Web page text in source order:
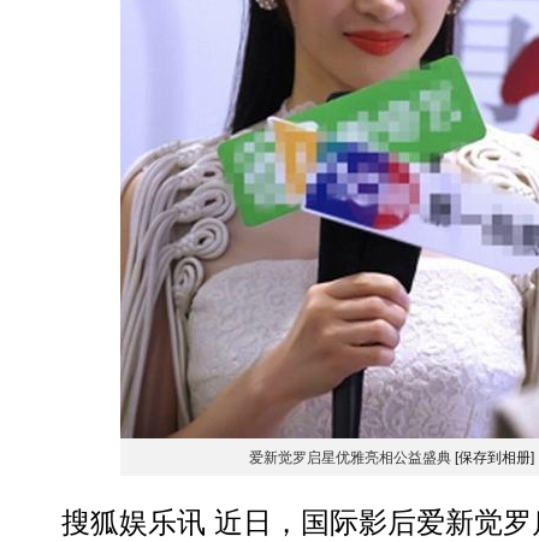
爱新觉罗启星优雅亮相公益盛典 [保存到相册]
搜狐娱乐讯 近日，国际影后爱新觉罗